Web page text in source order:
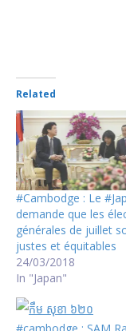
Related
#Cambodge : Le
demande que les
générales de juillet
justes et équitables
24/03/2018
In "Japan"